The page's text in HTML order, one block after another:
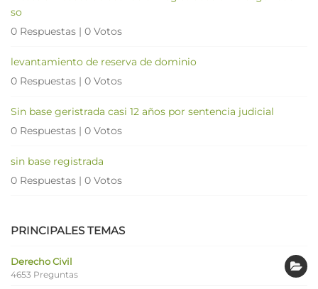
so
0 Respuestas | 0 Votos
levantamiento de reserva de dominio
0 Respuestas | 0 Votos
Sin base geristrada casi 12 años por sentencia judicial
0 Respuestas | 0 Votos
sin base registrada
0 Respuestas | 0 Votos
PRINCIPALES TEMAS
Derecho Civil
4653 Preguntas